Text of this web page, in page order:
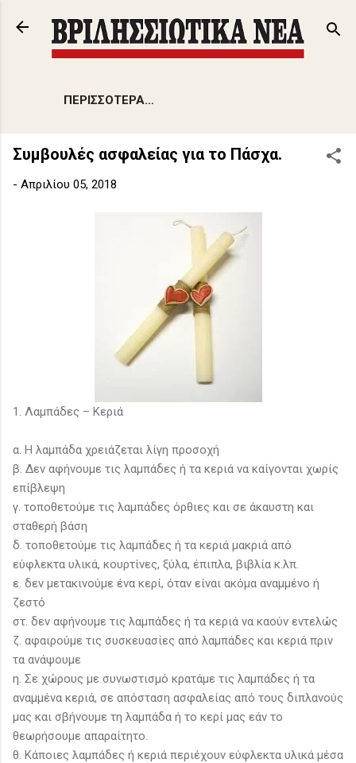
Μετάβαση στο κύριο περιεχόμενο
ΠΕΡΙΣΣΌΤΕΡΑ…
Συμβουλές ασφαλείας για το Πάσχα.
- Απριλίου 05, 2018
1. Λαμπάδες – Κεριά
α. Η λαμπάδα χρειάζεται λίγη προσοχή
β. Δεν αφήνουμε τις λαμπάδες ή τα κεριά να καίγονται χωρίς
επίβλεψη
γ. τοποθετούμε τις λαμπάδες όρθιες και σε άκαυστη και
σταθερή βάση
δ. τοποθετούμε τις λαμπάδες ή τα κεριά μακριά από
εύφλεκτα υλικά, κουρτίνες, ξύλα, έπιπλα, βιβλία κ.λπ.
ε. δεν μετακινούμε ένα κερί, όταν είναι ακόμα αναμμένο ή
ζεστό
στ. δεν αφήνουμε τις λαμπάδες ή τα κεριά να καούν εντελώς
ζ. αφαιρούμε τις συσκευασίες από λαμπάδες και κεριά πριν
τα ανάψουμε
η. Σε χώρους με συνωστισμό κρατάμε τις λαμπάδες ή τα
αναμμένα κεριά, σε απόσταση ασφαλείας από τους διπλανούς
μας και σβήνουμε τη λαμπάδα ή το κερί μας εάν το
θεωρήσουμε απαραίτητο.
θ. Κάποιες λαμπάδες ή κεριά περιέχουν εύφλεκτα υλικά μέσα